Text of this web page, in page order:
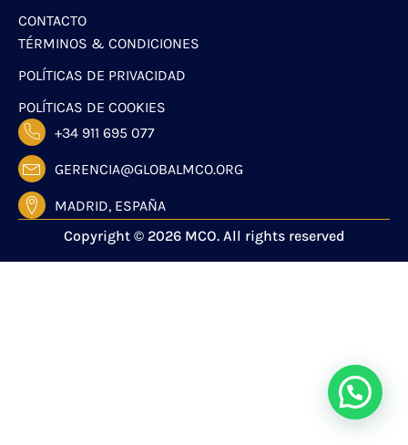
CONTACTO
TÉRMINOS & CONDICIONES
POLÍTICAS DE PRIVACIDAD
POLÍTICAS DE COOKIES
+34 911 695 077
GERENCIA@GLOBALMCO.ORG
MADRID, ESPAÑA
Copyright © 2026 MCO. All rights reserved